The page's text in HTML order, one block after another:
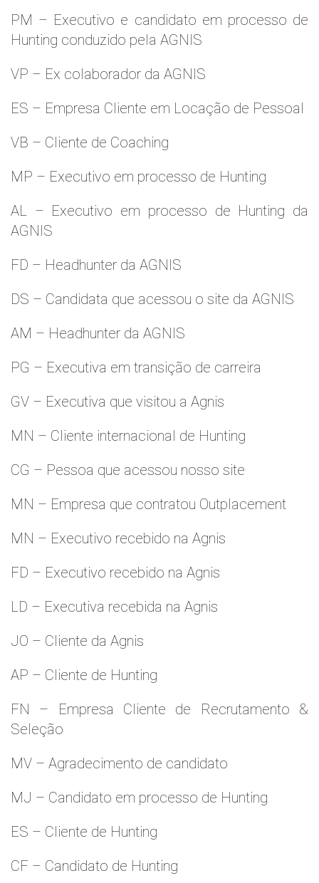
PM – Executivo e candidato em processo de
Hunting conduzido pela AGNIS
VP – Ex colaborador da AGNIS
ES – Empresa Cliente em Locação de Pessoal
VB – Cliente de Coaching
MP – Executivo em processo de Hunting
AL – Executivo em processo de Hunting da
AGNIS
FD – Headhunter da AGNIS
DS – Candidata que acessou o site da AGNIS
AM – Headhunter da AGNIS
PG – Executiva em transição de carreira
GV – Executiva que visitou a Agnis
MN – Cliente internacional de Hunting
CG – Pessoa que acessou nosso site
MN – Empresa que contratou Outplacement
MN – Executivo recebido na Agnis
FD – Executivo recebido na Agnis
LD – Executiva recebida na Agnis
JO – Cliente da Agnis
AP – Cliente de Hunting
FN – Empresa Cliente de Recrutamento &
Seleção
MV – Agradecimento de candidato
MJ – Candidato em processo de Hunting
ES – Cliente de Hunting
CF – Candidato de Hunting